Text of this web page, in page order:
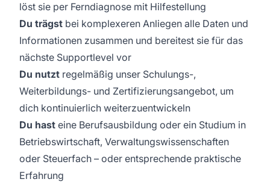
löst sie per Ferndiagnose mit Hilfestellung
Du trägst bei komplexeren Anliegen alle Daten und
Informationen zusammen und bereitest sie für das
nächste Supportlevel vor
Du nutzt regelmäßig unser Schulungs-,
Weiterbildungs- und Zertifizierungsangebot, um
dich kontinuierlich weiterzuentwickeln
Du hast eine Berufsausbildung oder ein Studium in
Betriebswirtschaft, Verwaltungswissenschaften
oder Steuerfach – oder entsprechende praktische
Erfahrung